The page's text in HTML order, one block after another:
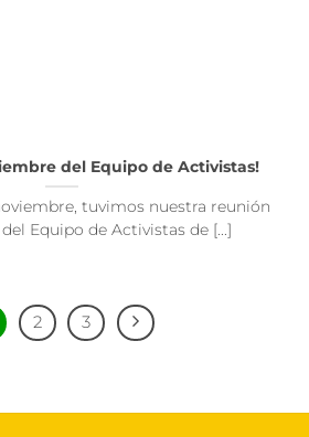
del Equipo de Activistas!
tuvimos nuestra reunión
Equipo de Activistas de [...]
2 3